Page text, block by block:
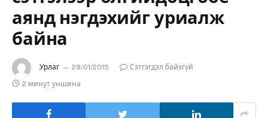
аянд нэгдэхийг уриалж
байна
Урлаг 29/01/2015
Сэтгэгдэл байхгүй
2 минут уншина